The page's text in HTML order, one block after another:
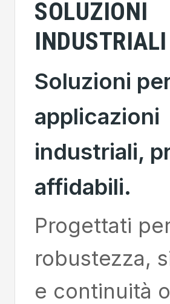
SOLUZIONI
INDUSTRIALI
Soluzioni
applicazioni
industriali,
affidabili.
Progettati
robustezza,
e continuità